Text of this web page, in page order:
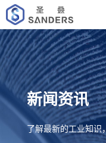
新闻资讯
了解最新的工业知识